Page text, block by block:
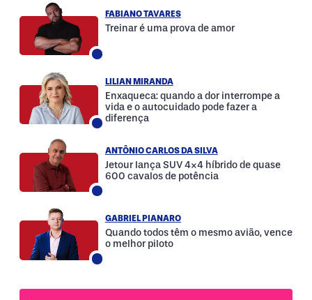
FABIANO TAVARES
Treinar é uma prova de amor
LILIAN MIRANDA
Enxaqueca: quando a dor interrompe a
vida e o autocuidado pode fazer a
diferença
ANTÔNIO CARLOS DA SILVA
Jetour lança SUV 4×4 híbrido de quase
600 cavalos de potência
GABRIEL PIANARO
Quando todos têm o mesmo avião, vence
o melhor piloto